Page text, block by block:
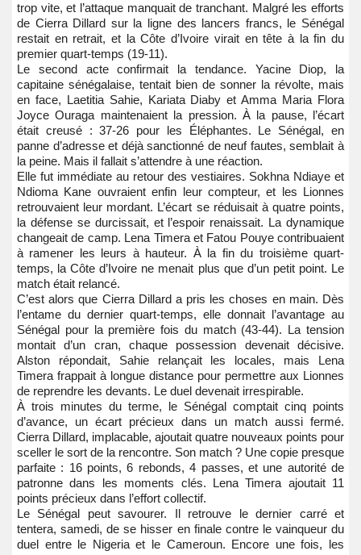
trop vite, et l’attaque manquait de tranchant. Malgré les efforts
de Cierra Dillard sur la ligne des lancers francs, le Sénégal
restait en retrait, et la Côte d’Ivoire virait en tête à la fin du
premier quart-temps (19-11).
Le second acte confirmait la tendance. Yacine Diop, la
capitaine sénégalaise, tentait bien de sonner la révolte, mais
en face, Laetitia Sahie, Kariata Diaby et Amma Maria Flora
Joyce Ouraga maintenaient la pression. À la pause, l’écart
était creusé : 37-26 pour les Éléphantes. Le Sénégal, en
panne d’adresse et déjà sanctionné de neuf fautes, semblait à
la peine. Mais il fallait s’attendre à une réaction.
Elle fut immédiate au retour des vestiaires. Sokhna Ndiaye et
Ndioma Kane ouvraient enfin leur compteur, et les Lionnes
retrouvaient leur mordant. L’écart se réduisait à quatre points,
la défense se durcissait, et l’espoir renaissait. La dynamique
changeait de camp. Lena Timera et Fatou Pouye contribuaient
à ramener les leurs à hauteur. À la fin du troisième quart-
temps, la Côte d’Ivoire ne menait plus que d’un petit point. Le
match était relancé.
C’est alors que Cierra Dillard a pris les choses en main. Dès
l’entame du dernier quart-temps, elle donnait l’avantage au
Sénégal pour la première fois du match (43-44). La tension
montait d’un cran, chaque possession devenait décisive.
Alston répondait, Sahie relançait les locales, mais Lena
Timera frappait à longue distance pour permettre aux Lionnes
de reprendre les devants. Le duel devenait irrespirable.
À trois minutes du terme, le Sénégal comptait cinq points
d’avance, un écart précieux dans un match aussi fermé.
Cierra Dillard, implacable, ajoutait quatre nouveaux points pour
sceller le sort de la rencontre. Son match ? Une copie presque
parfaite : 16 points, 6 rebonds, 4 passes, et une autorité de
patronne dans les moments clés. Lena Timera ajoutait 11
points précieux dans l’effort collectif.
Le Sénégal peut savourer. Il retrouve le dernier carré et
tentera, samedi, de se hisser en finale contre le vainqueur du
duel entre le Nigeria et le Cameroun. Encore une fois, les